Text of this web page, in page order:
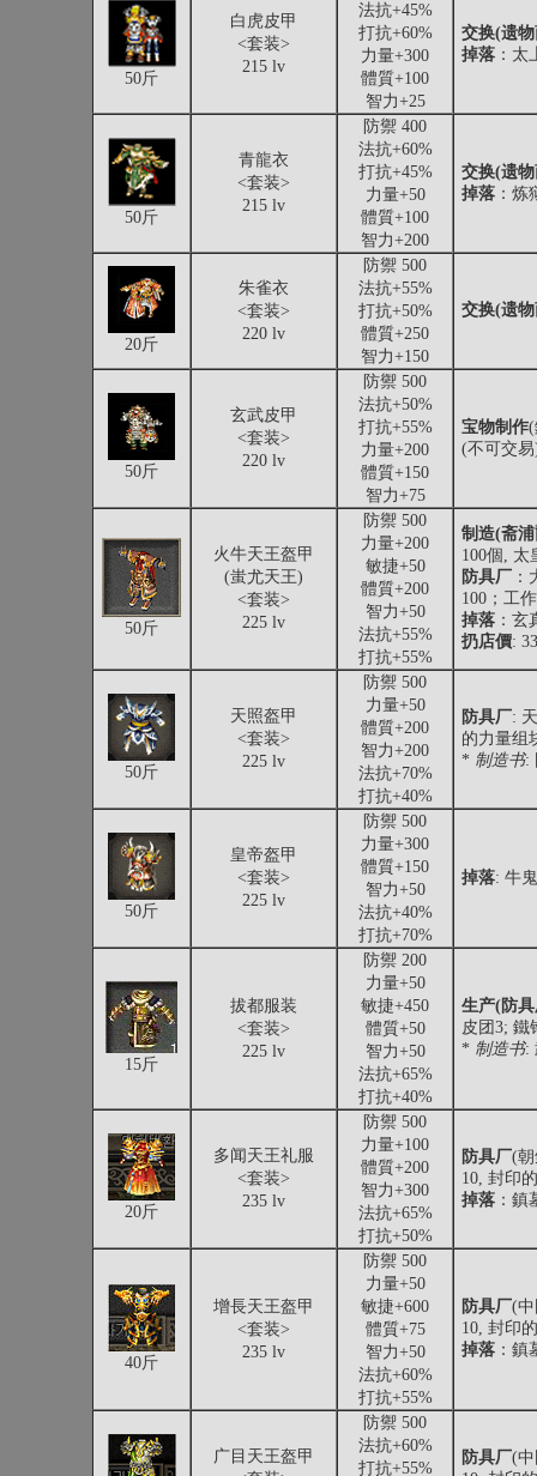
50斤
白虎皮甲
<套装>
215 lv
法抗+45%
打抗+60%
力量+300
體質+100
智力+25
交换(遗
掉落 ：太
50斤
青龍衣
<套装>
215 lv
防禦 400
法抗+60%
打抗+45%
力量+50
體質+100
智力+200
交换(遗
掉落 ：炼
20斤
朱雀衣
<套装>
220 lv
防禦 500
法抗+55%
打抗+50%
體質+250
智力+150
交换(遗
50斤
玄武皮甲
<套装>
220 lv
防禦 500
法抗+50%
打抗+55%
力量+200
體質+150
智力+75
宝物制作(
(不可交
50斤
火牛天王盔甲
(蚩尤天王)
<套装>
225 lv
防禦 500
力量+200
敏捷+50
體質+200
智力+50
法抗+55%
打抗+55%
制造(斋
100個, 太
防具厂
100；工
掉落 ：
扔店價:
50斤
天照盔甲
<套装>
225 lv
防禦 500
力量+50
體質+200
智力+200
法抗+70%
打抗+40%
防具厂:
的力量组
* 制造书:
50斤
皇帝盔甲
<套装>
225 lv
防禦 500
力量+300
體質+150
智力+50
法抗+40%
打抗+70%
掉落: 牛
15斤
拔都服装
<套装>
225 lv
防禦 200
力量+50
敏捷+450
體質+50
智力+50
法抗+65%
打抗+40%
生产(防
皮团3; 鐵
* 制造书:
20斤
多闻天王礼服
<套装>
235 lv
防禦 500
力量+100
體質+200
智力+300
法抗+65%
打抗+50%
防具厂(
10, 封印
掉落 ：鎮
40斤
增長天王盔甲
<套装>
235 lv
防禦 500
力量+50
敏捷+600
體質+75
智力+50
法抗+60%
打抗+55%
防具厂(
10, 封印
掉落 ：鎮
广目天王盔甲
防禦 500
法抗+60%
打抗+55%
防具厂(